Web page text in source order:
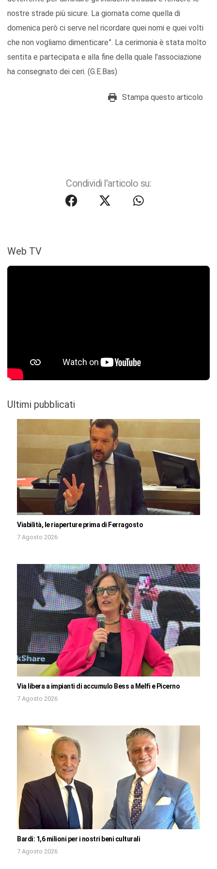
nostre strade più sicure. La giornata come quella di
domenica però ci serve nel ricordare quei nomi e quei volti
che non vogliamo dimenticare”. La cerimonia è stata molto
sentita e partecipata e alla fine della quale l’associazione
ha consegnato dei ceri. (G.E.Bas)
Stampa questo articolo
Condividi l'articolo su:
Web TV
Ultimi pubblicati
Viabilità, le riaperture prima di Ferragosto
7 Agosto 2026
Via libera a impianti di accumulo Bess a Melfi e Picerno
7 Agosto 2026
Bardi: 1,6 milioni per i nostri beni culturali
7 Agosto 2026